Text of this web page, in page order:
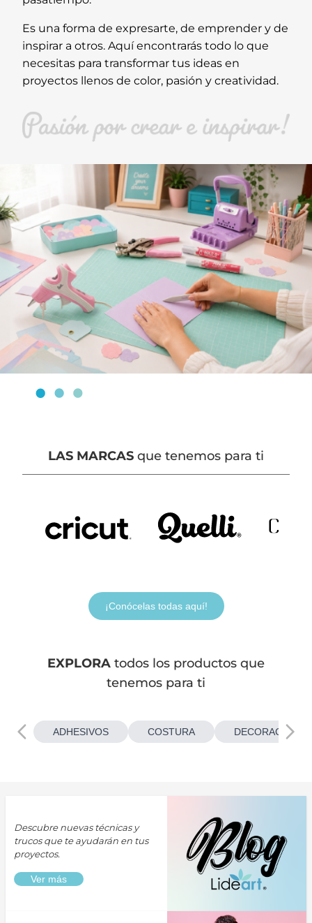
Es una forma de expresarte, de emprender y de
inspirar a otros. Aquí encontrarás todo lo que
necesitas para transformar tus ideas en
proyectos llenos de color, pasión y creatividad.
LAS MARCAS que tenemos para ti
¡Conócelas todas aquí!
EXPLORA todos los productos que
tenemos para ti
ADHESIVOS COSTURA
Descubre nuevas técnicas y
trucos que te ayudarán en tus
proyectos.
Ver más